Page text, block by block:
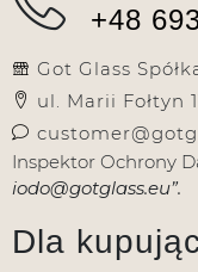
+48
Got Glass
ul. Marii Fołtyn
Inspektor Ochrony
iodo@gotglass.eu”.
Dla